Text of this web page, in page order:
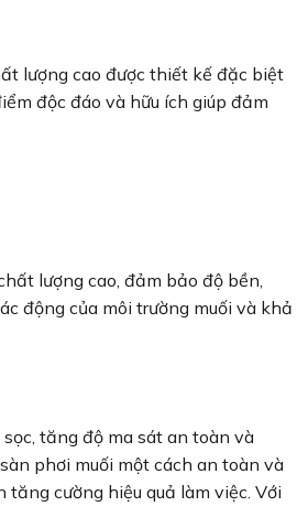
lượng cao được thiết kế đặc biệt
độc đáo và hữu ích giúp đảm
lượng cao, đảm bảo độ bền,
động của môi trường muối và khả
tăng độ ma sát an toàn và
phơi muối một cách an toàn và
cường hiệu quả làm việc. Với